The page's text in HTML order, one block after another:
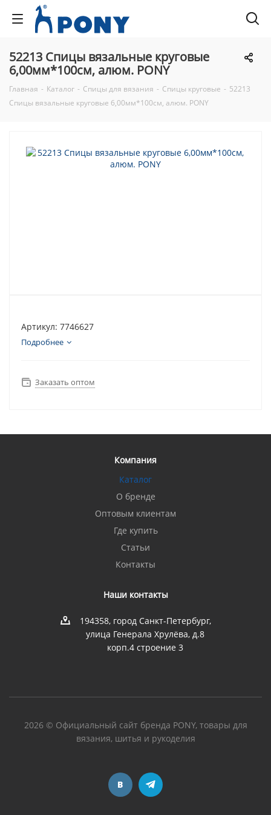
52213 Спицы вязальные круговые
6,00мм*100см, алюм. PONY
Главная - Каталог - Спицы для вязания - Спицы круговые - 52213
Спицы вязальные круговые 6,00мм*100см, алюм. PONY
Артикул: 7746627
Подробнее
Заказать оптом
Компания
Каталог
О бренде
Оптовым клиентам
Где купить
Статьи
Контакты
Наши контакты
194358, город Санкт-Петербург,
улица Генерала Хрулёва, д.8
корп.4 строение 3
2026 © Официальный сайт бренда PONY, товары для
вязания, шитья и рукоделия